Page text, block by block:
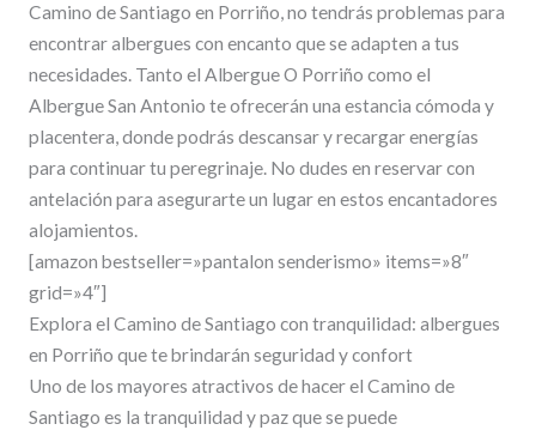
Camino de Santiago en Porriño, no tendrás problemas para
encontrar albergues con encanto que se adapten a tus
necesidades. Tanto el Albergue O Porriño como el
Albergue San Antonio te ofrecerán una estancia cómoda y
placentera, donde podrás descansar y recargar energías
para continuar tu peregrinaje. No dudes en reservar con
antelación para asegurarte un lugar en estos encantadores
alojamientos.
[amazon bestseller=»pantalon senderismo» items=»8″
grid=»4″]
Explora el Camino de Santiago con tranquilidad: albergues
en Porriño que te brindarán seguridad y confort
Uno de los mayores atractivos de hacer el Camino de
Santiago es la tranquilidad y paz que se puede